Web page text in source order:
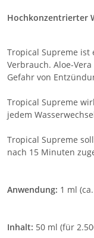
Hochkonzentrierter
Tropical Supreme
Verbrauch. Aloe-
Gefahr von
Tropical Supreme
jedem
Tropical Supreme
nach 15 Minuten
Anwendung: 1 ml
Inhalt: 50 ml (für